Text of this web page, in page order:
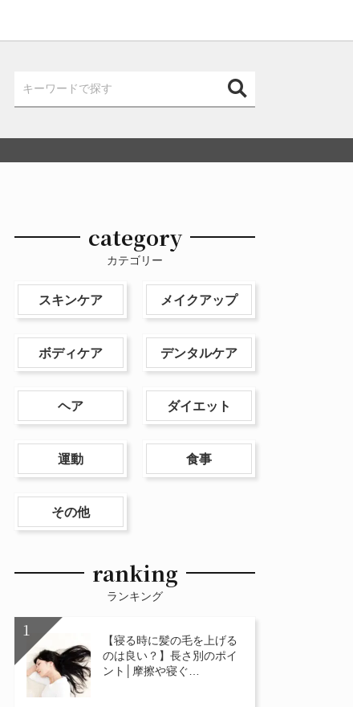
category
カテゴリー
スキンケア メイクアップ
ボディケア デンタルケア
ヘア ダイエット
運動 食事
その他
ranking
ランキング
【寝る時に髪の毛を上げる
のは良い？】長さ別のポイ
ント│摩擦や寝ぐ…